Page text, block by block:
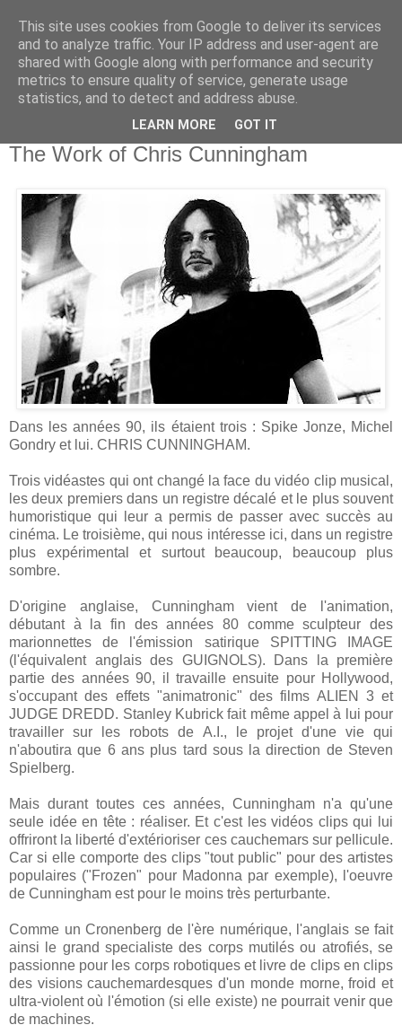
The Work of Chris Cunningham
Dans les années 90, ils étaient trois : Spike Jonze, Michel
Gondry et lui. CHRIS CUNNINGHAM.
Trois vidéastes qui ont changé la face du vidéo clip musical,
les deux premiers dans un registre décalé et le plus souvent
humoristique qui leur a permis de passer avec succès au
cinéma. Le troisième, qui nous intéresse ici, dans un registre
plus expérimental et surtout beaucoup, beaucoup plus
sombre.
D'origine anglaise, Cunningham vient de l'animation,
débutant à la fin des années 80 comme sculpteur des
marionnettes de l'émission satirique SPITTING IMAGE
(l'équivalent anglais des GUIGNOLS). Dans la première
partie des années 90, il travaille ensuite pour Hollywood,
s'occupant des effets "animatronic" des films ALIEN 3 et
JUDGE DREDD. Stanley Kubrick fait même appel à lui pour
travailler sur les robots de A.I., le projet d'une vie qui
n'aboutira que 6 ans plus tard sous la direction de Steven
Spielberg.
Mais durant toutes ces années, Cunningham n'a qu'une
seule idée en tête : réaliser. Et c'est les vidéos clips qui lui
offriront la liberté d'extérioriser ces cauchemars sur pellicule.
Car si elle comporte des clips "tout public" pour des artistes
populaires ("Frozen" pour Madonna par exemple), l'oeuvre
de Cunningham est pour le moins très perturbante.
Comme un Cronenberg de l'ère numérique, l'anglais se fait
ainsi le grand specialiste des corps mutilés ou atrofiés, se
passionne pour les corps robotiques et livre de clips en clips
des visions cauchemardesques d'un monde morne, froid et
ultra-violent où l'émotion (si elle existe) ne pourrait venir que
de machines.
This site uses cookies from Google to deliver its services
and to analyze traffic. Your IP address and user-agent are
shared with Google along with performance and security
metrics to ensure quality of service, generate usage
statistics, and to detect and address abuse.
LEARN MORE GOT IT